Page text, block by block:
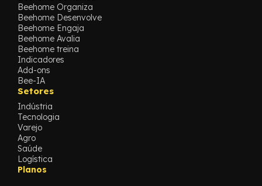
Beehome Organiza
Beehome Desenvolve
Beehome Engaja
Beehome Avalia
Beehome treina
Indicadores
Add-ons
Bee-IA
Setores
Indústria
Tecnologia
Varejo
Agro
Saúde
Logística
Planos